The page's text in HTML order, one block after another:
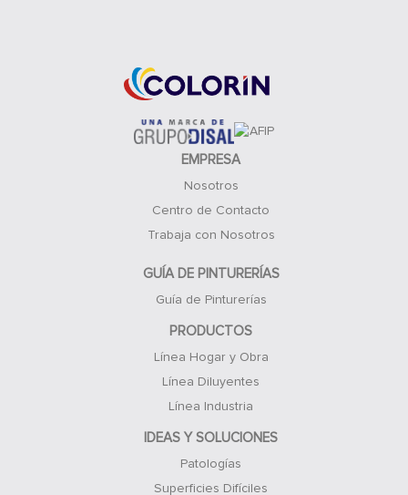
EMPRESA
Nosotros
Centro de Contacto
Trabaja con Nosotros
GUÍA DE PINTURERÍAS
Guía de Pinturerías
PRODUCTOS
Línea Hogar y Obra
Línea Diluyentes
Línea Industria
IDEAS Y SOLUCIONES
Patologías
Superficies Difíciles